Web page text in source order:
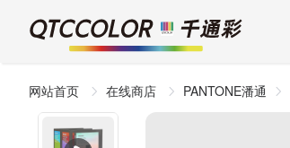
网站首页 在线商店 PANTONE潘通